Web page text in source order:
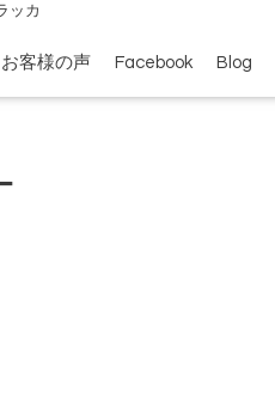
ッカ
お客様の声 Facebook Blog